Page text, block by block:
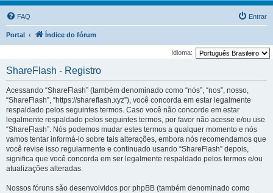
FAQ Entrar
Portal Índice do fórum
Idioma:
ShareFlash - Registro
Acessando “ShareFlash” (também denominado como “nós”, “nos”, nosso,
“ShareFlash”, “https://shareflash.xyz”), você concorda em estar legalmente
respaldado pelos seguintes termos. Caso você não concorde em estar
legalmente respaldado pelos seguintes termos, por favor não acesse e/ou use
“ShareFlash”. Nós podemos mudar estes termos a qualquer momento e nós
vamos tentar informá-lo sobre tais alterações, embora nós recomendamos que
você revise isso regularmente e continuado usando “ShareFlash” depois,
significa que você concorda em ser legalmente respaldado pelos termos e/ou
atualizações alteradas.
Nossos fóruns são desenvolvidos por phpBB (também denominado como